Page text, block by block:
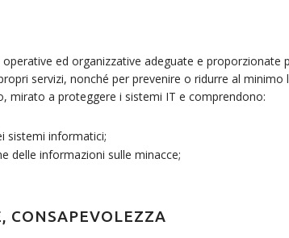
ed organizzative adeguate e
servizi, nonché per prevenire o ridurre al
mirato a proteggere i sistemi IT e comprendono:
sistemi informatici;
delle informazioni sulle minacce;
CONSAPEVOLEZZA